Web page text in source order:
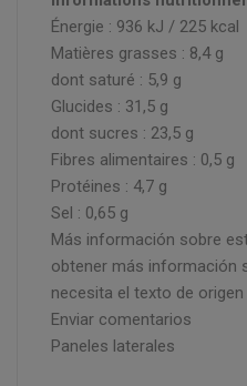
Énergie : 936 kJ / 225 kcal
Matières grasses : 8,4 g
dont saturé : 5,9 g
Glucides : 31,5 g
dont sucres : 23,5 g
Fibres alimentaires : 0,5 g
Protéines : 4,7 g
Sel : 0,65 g
Más información sobre
obtener más información
necesita el texto de origen
Enviar comentarios
Paneles laterales